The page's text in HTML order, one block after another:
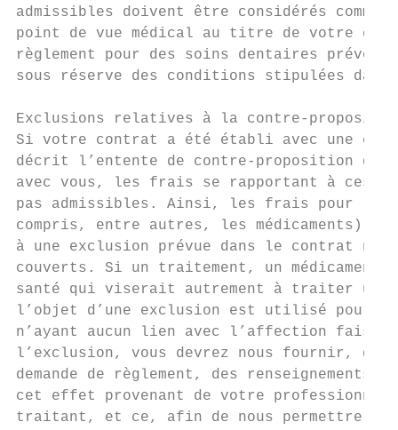
admissibles doivent être considérés
point de vue médical au titre de votre
règlement pour des soins dentaires
sous réserve des conditions stipulées
Exclusions relatives à la contre-
Si votre contrat a été établi avec une
décrit l’entente de contre-proposition qui
avec vous, les frais se rapportant à ces
pas admissibles. Ainsi, les frais pour
compris, entre autres, les médicaments)
à une exclusion prévue dans le contrat
couverts. Si un traitement, un
santé qui viserait autrement à traiter une
l’objet d’une exclusion est utilisé pour
n’ayant aucun lien avec l’affection
l’exclusion, vous devrez nous fournir,
demande de règlement, des
cet effet provenant de votre
traitant, et ce, afin de nous permettre